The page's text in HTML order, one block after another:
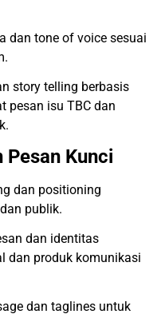
dan tone of voice sesuai
story telling berbasis
pesan isu TBC dan
Kunci
dan positioning
publik.
dan identitas
dan produk komunikasi
dan taglines untuk